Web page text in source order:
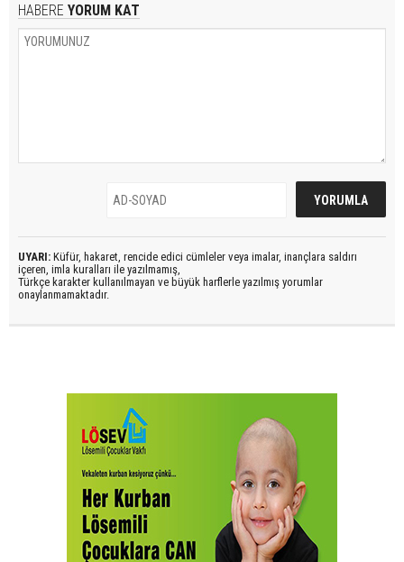
HABERE YORUM KAT
UYARI: Küfür, hakaret, rencide edici cümleler veya imalar, inançlara saldırı
içeren, imla kuralları ile yazılmamış,
Türkçe karakter kullanılmayan ve büyük harflerle yazılmış yorumlar
onaylanmamaktadır.